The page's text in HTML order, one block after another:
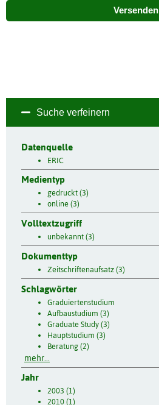
Versenden
Suche verfeinern
Datenquelle
ERIC
Medientyp
gedruckt (3)
online (3)
Volltextzugriff
unbekannt (3)
Dokumenttyp
Zeitschriftenaufsatz (3)
Schlagwörter
Graduiertenstudium
Aufbaustudium (3)
Graduate Study (3)
Hauptstudium (3)
Beratung (2)
mehr...
Jahr
2003 (1)
2010 (1)